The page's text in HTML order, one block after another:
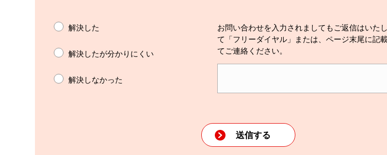
解決した
解決したが分かりにくい
解決しなかった
お問い合わせを入力されましてもご返信はいた
て「フリーダイヤル」または、ページ末尾に記
てご連絡ください。